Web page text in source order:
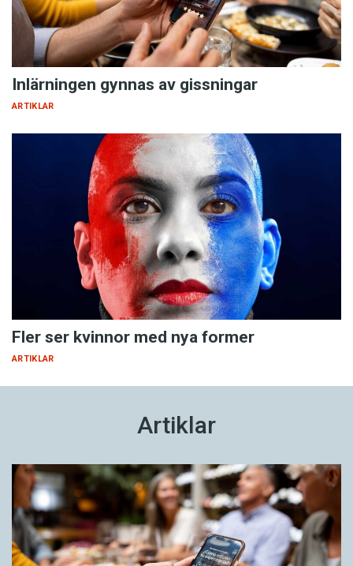
Inlärningen gynnas av gissningar
ARTIKLAR
Fler ser kvinnor med nya former
ARTIKLAR
Artiklar